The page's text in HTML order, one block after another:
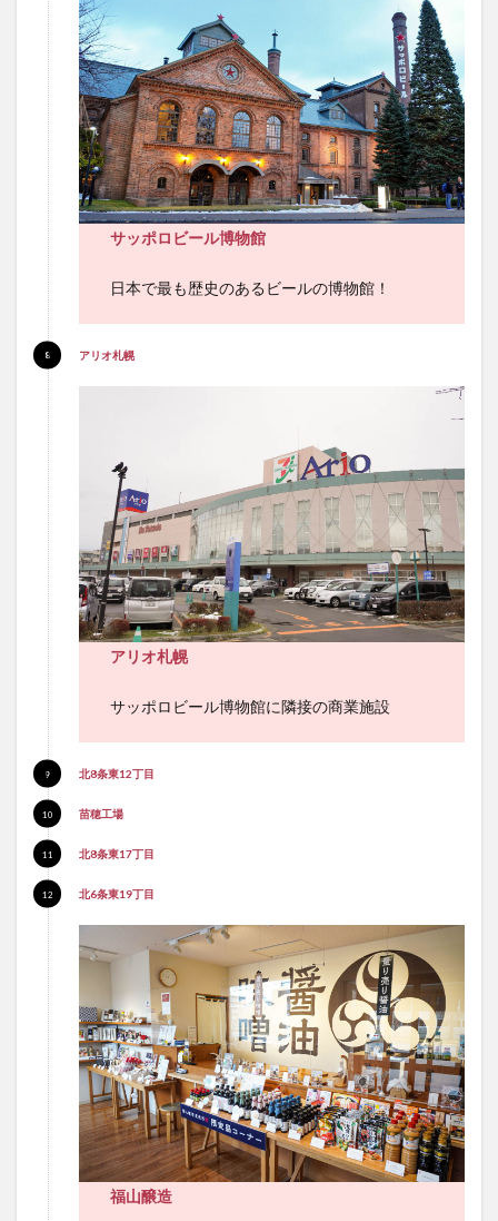
サッポロビール博物館
日本で最も歴史のあるビールの博物館！
アリオ札幌
アリオ札幌
サッポロビール博物館に隣接の商業施設
北8条東12丁目
苗穂工場
北8条東17丁目
北6条東19丁目
福山醸造